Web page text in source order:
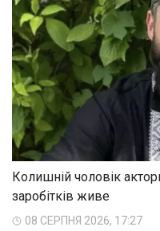
Колишній чоловік
заробітків живе
08 СЕРПНЯ 2026, 17:27